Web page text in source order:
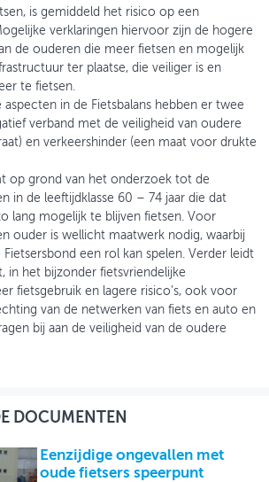
is gemiddeld het risico op een
verklaringen hiervoor zijn de hogere
de ouderen die meer fietsen en mogelijk
ter plaatse, die veiliger is en
te fietsen.
in de Fietsbalans hebben er twee
verband met de veiligheid van oudere
en verkeershinder (een maat voor drukte
op grond van het onderzoek tot de
in de leeftijdklasse 60 – 74 jaar die dat
lang mogelijk te blijven fietsen. Voor
ouder is wellicht maatwerk nodig, waarbij
een rol kan spelen. Verder leidt
in het bijzonder fietsvriendelijke
fietsgebruik en lagere risico’s, ook voor
van de netwerken van fiets en auto en
bij aan de veiligheid van de oudere
DOCUMENTEN
Eenzijdige ongevallen met
oude fietsers speerpunt